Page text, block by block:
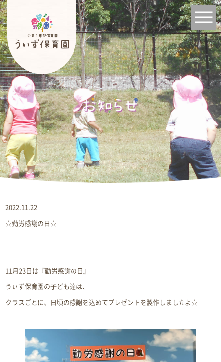
2022.11.22
☆勤労感謝の日☆
11月23日は『勤労感謝の日』
うぃず保育園の子ども達は、
クラスごとに、日頃の感謝を込めてプレゼントを製作しましたよ☆